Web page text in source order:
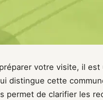
votre visite, il
distingue cette
permet de clarifier les